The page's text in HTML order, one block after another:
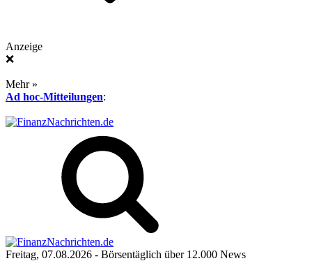
Anzeige
❌
Mehr »
Ad hoc-Mitteilungen:
Freitag, 07.08.2026 - Börsentäglich über 12.000 News